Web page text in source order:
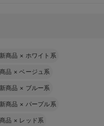
商品 × ホワイト系
品 ×ベージュ系
商品 × ブルー系
商品 × パープル系
品 × レッド系